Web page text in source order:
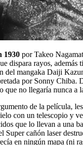
1930 por Takeo
dispara rayos,
del mangaka Daiji
por Sonny Chiba.
no llegaría nunca a
de la película,
con un telescopio y
que lo llevan a una
Super cañón laser
en ningún mapa (ni